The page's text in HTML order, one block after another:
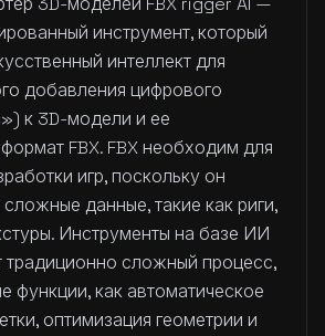
инструмент, который
интеллект для
добавления цифрового
к 3D-модели и ее
FBX. FBX необходим для
игр, поскольку он
данные, такие как риги,
Инструменты на базе ИИ
традиционно сложный процесс,
функции, как автоматическое
оптимизация геометрии и